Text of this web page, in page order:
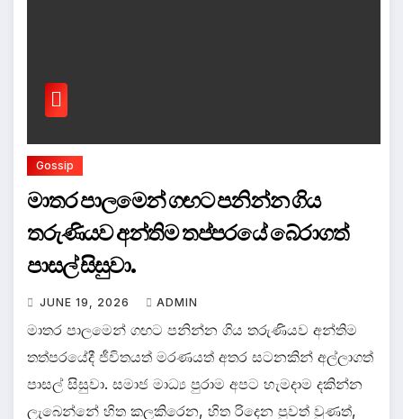
Gossip
මාතර පාලමෙන් ගඟට පනින්න ගිය
තරුණියව අන්තිම තප්පරයේ බේරාගත්
පාසල් සිසුවා.
JUNE 19, 2026 ADMIN
මාතර පාලමෙන් ගඟට පනින්න ගිය තරුණියව අන්තිම
තත්පරයේදී ජීවිතයත් මරණයත් අතර සටනකින් අල්ලාගත්
පාසල් සිසුවා. සමාජ මාධ්‍ය පුරාම අපට හැමදාම දකින්න
ලැබෙන්නේ හිත කලකිරෙන, හිත රිදෙන පුවත් වුණත්,